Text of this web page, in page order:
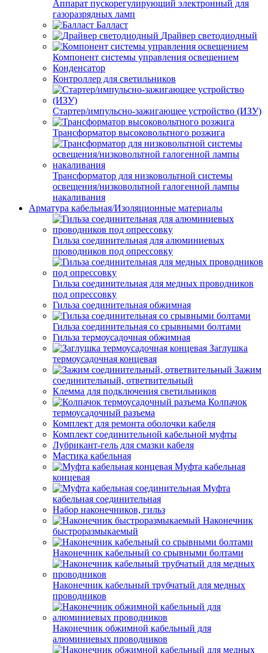
Аппарат пускорегулирующий электронный для
газоразрядных ламп
Балласт
Драйвер светодиодный
Компонент системы управления освещением
Конденсатор
Контроллер для светильников
Стартер/импульсно-зажигающее устройство (ИЗУ)
Трансформатор высоковольтного розжига
Трансформатор для низковольтной системы
освещения/низковольтной галогенной лампы
накаливания
Арматура кабельная/Изоляционные материалы
Гильза соединительная для алюминиевых
проводников под опрессовку
Гильза соединительная для медных проводников
под опрессовку
Гильза соединительная обжимная
Гильза соединительная со срывными болтами
Гильза термоусадочная обжимная
Заглушка
термоусадочная концевая
Зажим
соединительный, ответвительный
Клемма для подключения светильников
Колпачок
термоусадочный разъема
Комплект для ремонта оболочки кабеля
Комплект соединительной кабельной муфты
Лубрикант-гель для смазки кабеля
Мастика кабельная
Муфта кабельная
концевая
Муфта
кабельная соединительная
Набор наконечников, гильз
Наконечник
быстроразмыкаемый
Наконечник кабельный со срывными болтами
Наконечник кабельный трубчатый для медных
проводников
Наконечник обжимной кабельный для
алюминиевых проводников